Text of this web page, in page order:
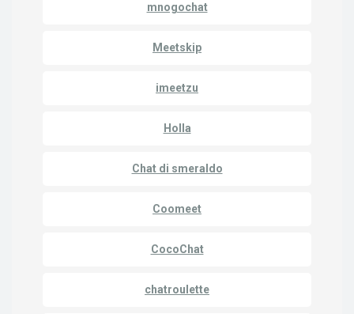
mnogochat
Meetskip
imeetzu
Holla
Chat di smeraldo
Coomeet
CocoChat
chatroulette